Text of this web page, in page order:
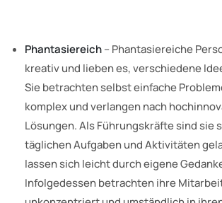
Phantasiereich– Phantasiereiche
kreativ und lieben es, verschiedene
Sie betrachten selbst einfache
komplex und verlangen nach
Lösungen. Als Führungskräfte sind sie
täglichen Aufgaben und Aktivitäten
lassen sich leicht durch eigene
Infolgedessen betrachten ihre